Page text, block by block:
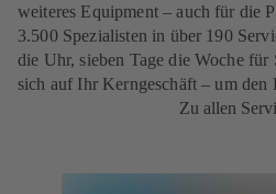
weiteres Equipment – auch für die
3.500 Spezialisten in über 190
die Uhr, sieben Tage die Woche
sich auf Ihr Kerngeschäft – um den
Zu allen